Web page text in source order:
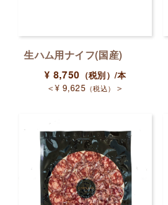
生ハム用ナイフ(国産)
¥ 8,750 （税別）/本
＜¥ 9,625 （税込） ＞